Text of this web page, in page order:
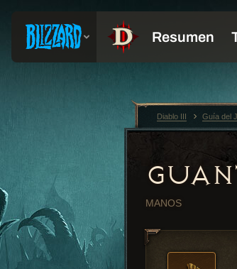
MANOS
Diablo III Guía del